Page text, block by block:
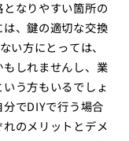
なりやすい箇所の
、鍵の適切な交換
い方にとっては、
しれませんし、業
う方もいるでしょ
でDIYで行う場合
のメリットとデメ